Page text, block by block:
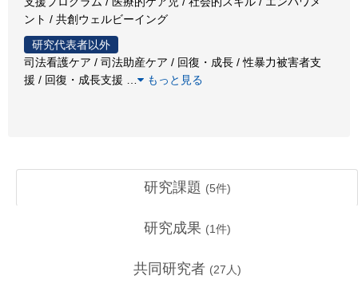
ント / 共創ウェルビーイング
研究代表者以外
司法看護ケア / 司法助産ケア / 回復・成長 / 性暴力被害者支
援 / 回復・成長支援
もっと見る
研究課題 (5件)
研究成果 (1件)
共同研究者 (27 人)